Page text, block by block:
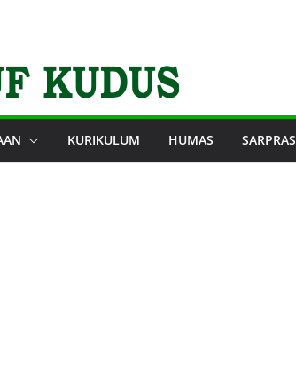
KURIKULUM HUMAS SARPRAS